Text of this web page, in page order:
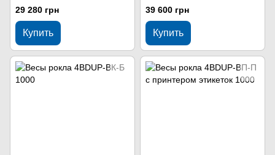
29 280 грн
Купить
39 600 грн
Купить